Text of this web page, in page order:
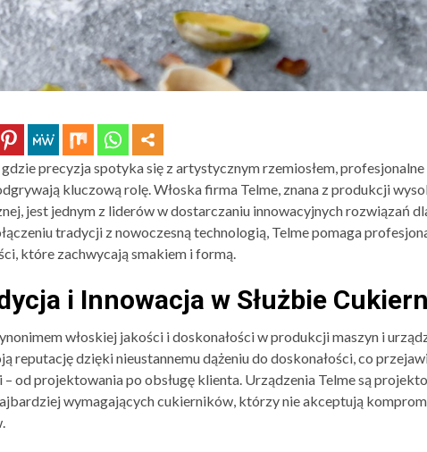
precyzja spotyka się z artystycznym rzemiosłem, profesjonalne
kluczową rolę. Włoska firma Telme, znana z produkcji
jest jednym z liderów w dostarczaniu innowacyjnych rozwiązań
tradycji z nowoczesną technologią, Telme pomaga
które zachwycają smakiem i formą.
i Innowacja w Służbie
włoskiej jakości i doskonałości w produkcji maszyn i
reputację dzięki nieustannemu dążeniu do doskonałości, co
– od projektowania po obsługę klienta. Urządzenia Telme są
wymagających cukierników, którzy nie akceptują